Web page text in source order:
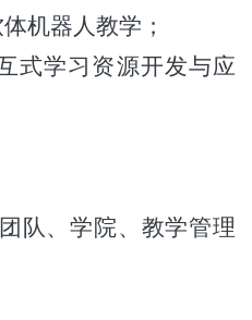
机器人教学；
式学习资源开发与应
队、学院、教学管理